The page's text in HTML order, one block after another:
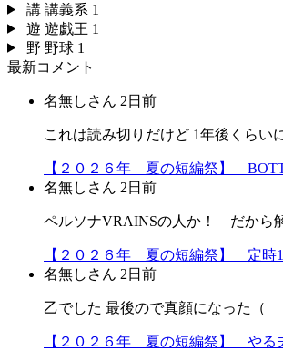
講 講義系 1
遊 遊戯王 1
野 野球 1
最新コメント
名無しさん 2日前
これは読み切りだけど 1年後くら
【２０２６年 夏の短編祭】
名無しさん 2日前
ペルソナVRAINSの人か！ だから
【２０２６年 夏の短編祭】 定時
名無しさん 2日前
乙でした 最後ので真顔になった（
【２０２６年 夏の短編祭】 やる